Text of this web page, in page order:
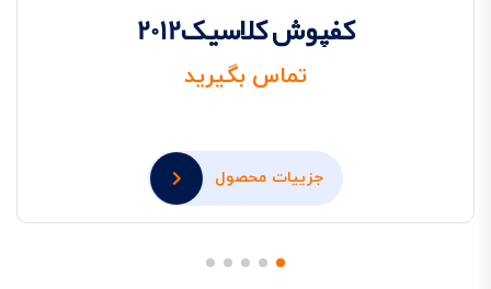
کفپوش کلاسیک2012
تماس بگیرید
جزییات محصول